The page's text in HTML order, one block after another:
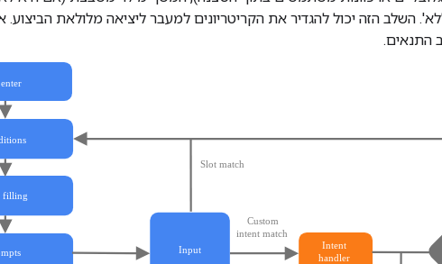
השלב הזה יכול להגדיר את הקריטריונים למעבר ליציאה מלולאת
התנאים.